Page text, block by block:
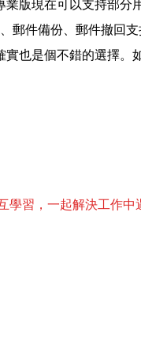
業版現在可以支持部分
郵件備份、郵件撤回
也是個不錯的選擇。
學習，一起解決工作中